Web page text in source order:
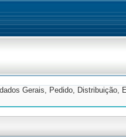
Gerais, Pedido, Distribuição,